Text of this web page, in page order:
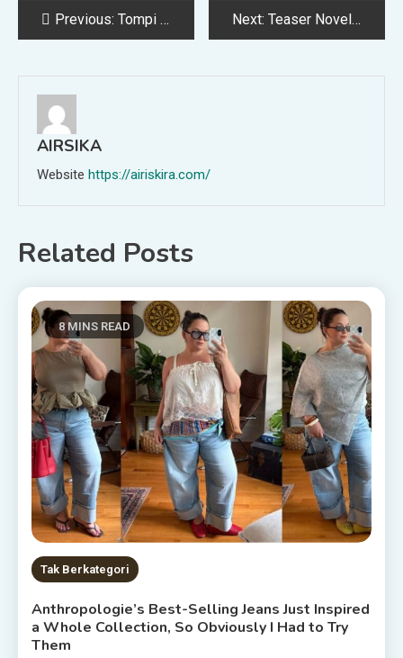
PostPrevious: Tompi Syiarkan Lagu Ramadhan dari Bimbo Lewat Versi Baru ‘Ada Anak Bertanya Pada Bapaknya’ Next: Teaser Novel Oma Fran and the Widow Wadidaw! di Cabaca.id
AIRSIKA
Website https://airiskira.com/
Related Posts
8 MINS READ
Tak Berkategori
Anthropologie’s Best-Selling Jeans Just Inspired
a Whole Collection, So Obviously I Had to Try
Them